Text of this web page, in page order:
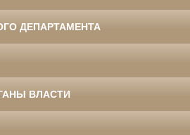
ДЕПАРТАМЕНТА
ВЛАСТИ